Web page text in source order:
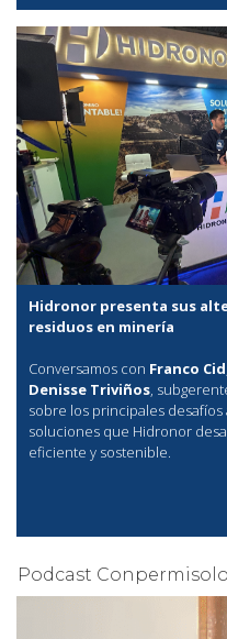
Hidronor presenta sus
residuos en minería
Conversamos con Franco Cid
Denisse Triviños,
sobre los principales
soluciones que Hidronor
eficiente y sostenible.
Podcast